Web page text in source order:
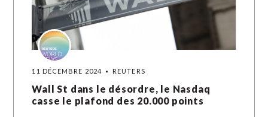
11 DÉCEMBRE 2024 REUTERS
Wall St dans le désordre, le Nasdaq
casse le plafond des 20.000 points